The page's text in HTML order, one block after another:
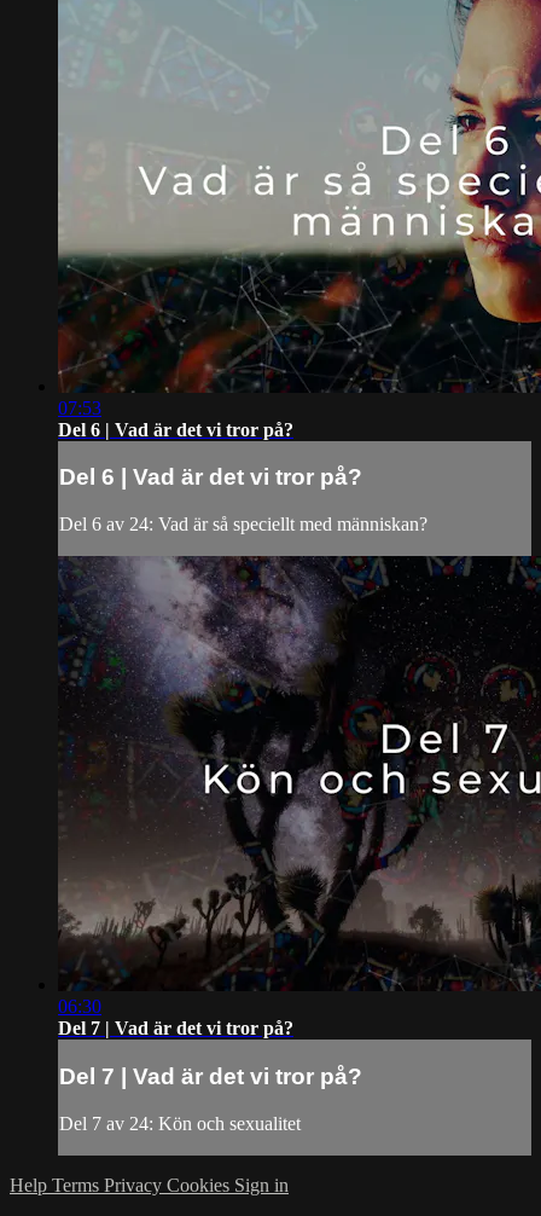
07:53
Del 6 | Vad är det vi tror på?
Del 6 | Vad är det vi tror på?
Del 6 av 24: Vad är så speciellt med människan?
06:30
Del 7 | Vad är det vi tror på?
Del 7 | Vad är det vi tror på?
Del 7 av 24: Kön och sexualitet
Help Terms Privacy Cookies Sign in